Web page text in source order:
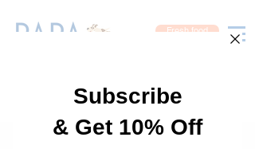
Fresh food
Groups